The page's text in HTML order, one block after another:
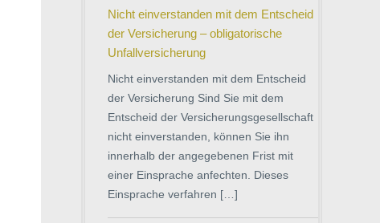
Nicht einverstanden mit dem Entscheid
der Versicherung – obligatorische
Unfallversicherung
Nicht einverstanden mit dem Entscheid
der Versicherung Sind Sie mit dem
Entscheid der Versicherungsgesellschaft
nicht einverstanden, können Sie ihn
innerhalb der angegebenen Frist mit
einer Einsprache anfechten. Dieses
Einsprache verfahren […]